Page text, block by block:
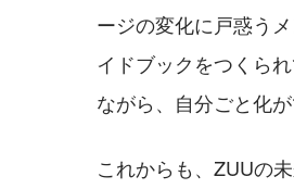
ージの変化に戸惑う
イドブックをつくら
ながら、自分ごと化
これからも、ZUUの